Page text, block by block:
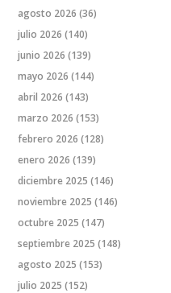
agosto 2026 (36)
julio 2026 (140)
junio 2026 (139)
mayo 2026 (144)
abril 2026 (143)
marzo 2026 (153)
febrero 2026 (128)
enero 2026 (139)
diciembre 2025 (146)
noviembre 2025 (146)
octubre 2025 (147)
septiembre 2025 (148)
agosto 2025 (153)
julio 2025 (152)